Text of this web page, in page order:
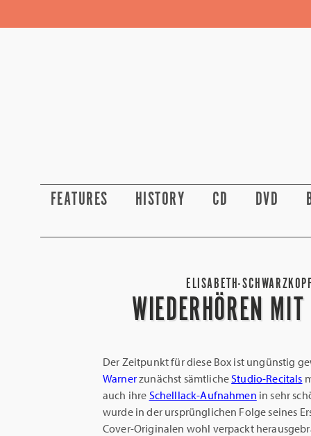
FEATURES HISTORY CD DVD
ELISABETH-
WIEDERHÖREN
Der Zeitpunkt für diese Box ist ungünstig
Warnerzunächst sämtlicheStudio-Recitals
auch ihre Schelllack-Aufnahmen in sehr
wurde in der ursprünglichen Folge seines
Cover-Originalen wohl verpackt